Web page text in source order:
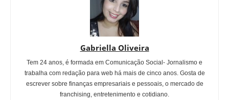
Gabriella Oliveira
Tem 24 anos, é formada em Comunicação Social- Jornalismo e
trabalha com redação para web há mais de cinco anos. Gosta de
escrever sobre finanças empresariais e pessoais, o mercado de
franchising, entretenimento e cotidiano.